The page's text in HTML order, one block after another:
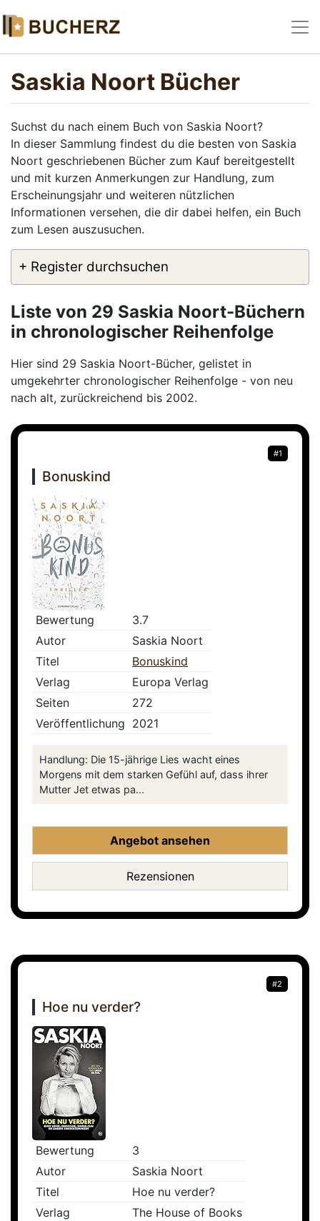
Saskia Noort Bücher
Suchst du nach einem Buch von Saskia Noort?
In dieser Sammlung findest du die besten von Saskia
Noort geschriebenen Bücher zum Kauf bereitgestellt
und mit kurzen Anmerkungen zur Handlung, zum
Erscheinungsjahr und weiteren nützlichen
Informationen versehen, die dir dabei helfen, ein Buch
zum Lesen auszusuchen.
+ Register durchsuchen
Liste von 29 Saskia Noort-Büchern
in chronologischer Reihenfolge
Hier sind 29 Saskia Noort-Bücher, gelistet in
umgekehrter chronologischer Reihenfolge - von neu
nach alt, zurückreichend bis 2002.
#1
Bonuskind
Bewertung
3.7
Autor
Saskia Noort
Titel
Bonuskind
Verlag
Europa Verlag
Seiten
272
Veröffentlichung 2021
Handlung: Die 15-jährige Lies wacht eines
Morgens mit dem starken Gefühl auf, dass ihrer
Mutter Jet etwas pa...
Angebot ansehen
Rezensionen
#2
Hoe nu verder?
Bewertung
3
Autor
Saskia Noort
Titel
Hoe nu verder?
Verlag
The House of Books